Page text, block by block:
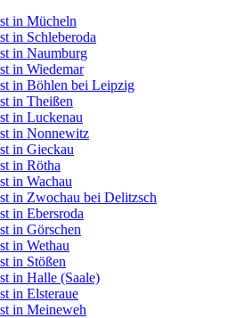
in Mücheln
in Schleberoda
in Naumburg
in Wiedemar
in Böhlen bei Leipzig
in Theißen
in Luckenau
in Nonnewitz
in Gieckau
in Rötha
in Wachau
in Zwochau bei Delitzsch
in Ebersroda
in Görschen
in Wethau
in Stößen
in Halle (Saale)
in Elsteraue
in Meineweh